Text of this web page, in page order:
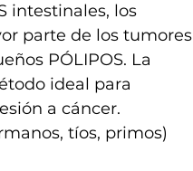
intestinales, los
parte de los tumores
PÓLIPOS. La
ideal para
a cáncer.
tíos, primos)